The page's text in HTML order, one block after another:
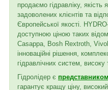
продаємо гідравліку,
задоволених клієнтів та
Європейської якості.
доступною ціною таких
Casappa, Bosh Rextroth,
інноваційні рішення,
гідравлічних систем, високу
Гідролідер є
гарантує кращу ціну,